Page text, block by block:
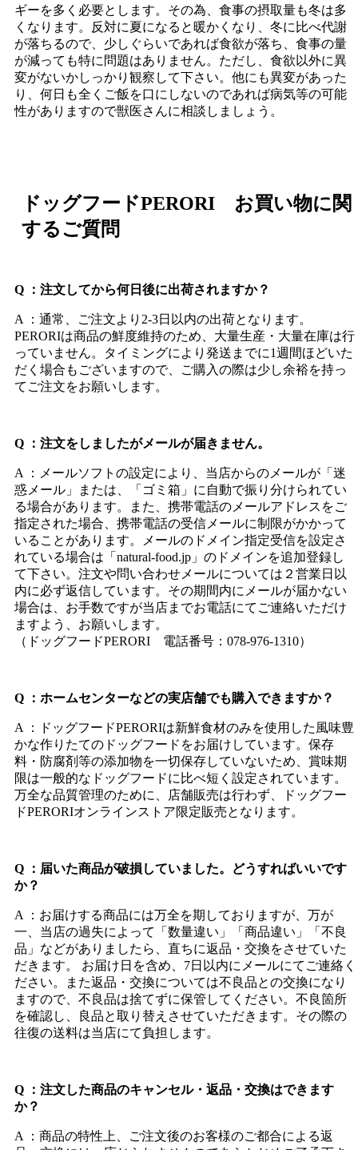
ギーを多く必要とします。その為、食事の摂取量も冬は多
くなります。反対に夏になると暖かくなり、冬に比べ代謝
が落ちるので、少しぐらいであれば食欲が落ち、食事の量
が減っても特に問題はありません。ただし、食欲以外に異
変がないかしっかり観察して下さい。他にも異変があった
り、何日も全くご飯を口にしないのであれば病気等の可能
性がありますので獣医さんに相談しましょう。
ドッグフードPERORI お買い物に関
するご質問
Q ：注文してから何日後に出荷されますか？
A ：通常、ご注文より2-3日以内の出荷となります。
PERORIは商品の鮮度維持のため、大量生産・大量在庫は行
っていません。タイミングにより発送までに1週間ほどいた
だく場合もございますので、ご購入の際は少し余裕を持っ
てご注文をお願いします。
Q ：注文をしましたがメールが届きません。
A ：メールソフトの設定により、当店からのメールが「迷
惑メール」または、「ゴミ箱」に自動で振り分けられてい
る場合があります。また、携帯電話のメールアドレスをご
指定された場合、携帯電話の受信メールに制限がかかって
いることがあります。メールのドメイン指定受信を設定さ
れている場合は「natural-food.jp」のドメインを追加登録し
て下さい。注文や問い合わせメールについては２営業日以
内に必ず返信しています。その期間内にメールが届かない
場合は、お手数ですが当店までお電話にてご連絡いただけ
ますよう、お願いします。
（ドッグフードPERORI 電話番号：078-976-1310）
Q ：ホームセンターなどの実店舗でも購入できますか？
A ：ドッグフードPERORIは新鮮食材のみを使用した風味豊
かな作りたてのドッグフードをお届けしています。保存
料・防腐剤等の添加物を一切保存していないため、賞味期
限は一般的なドッグフードに比べ短く設定されています。
万全な品質管理のために、店舗販売は行わず、ドッグフー
ドPERORIオンラインストア限定販売となります。
Q ：届いた商品が破損していました。どうすればいいです
か？
A ：お届けする商品には万全を期しておりますが、万が
一、当店の過失によって「数量違い」「商品違い」「不良
品」などがありましたら、直ちに返品・交換をさせていた
だきます。 お届け日を含め、7日以内にメールにてご連絡く
ださい。また返品・交換については不良品との交換になり
ますので、不良品は捨てずに保管してください。不良箇所
を確認し、良品と取り替えさせていただきます。その際の
往復の送料は当店にて負担します。
Q ：注文した商品のキャンセル・返品・交換はできます
か？
A ：商品の特性上、ご注文後のお客様のご都合による返